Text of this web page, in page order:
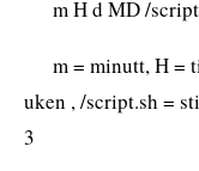
m H d MD /
m = minutt, H =
uken , /script.sh =
3